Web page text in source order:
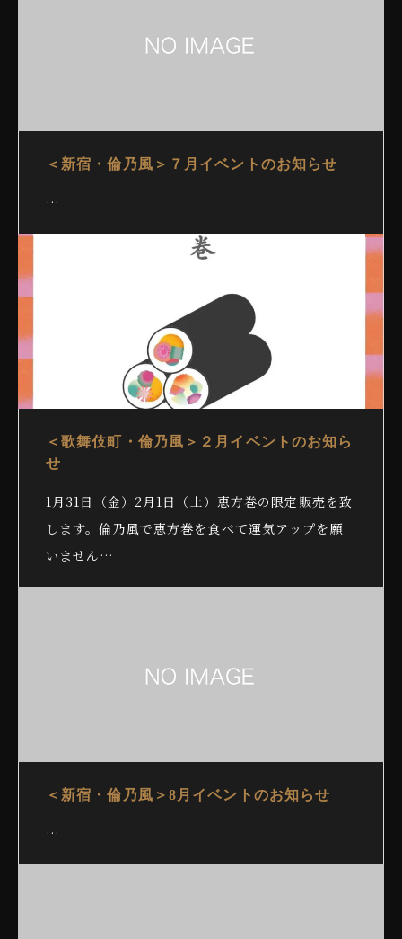
＜新宿・倫乃風＞７月イベントのお知らせ
…
＜歌舞伎町・倫乃風＞２月イベントのお知ら
せ
1月31日（金）2月1日（土）恵方巻の限定販売を致
します。倫乃風で恵方巻を食べて運気アップを願
いません…
＜新宿・倫乃風＞8月イベントのお知らせ
…